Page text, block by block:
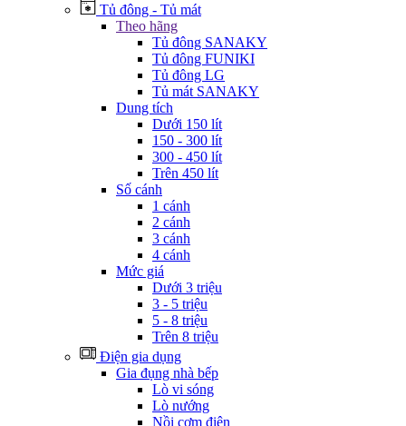
Tủ đông - Tủ mát
Theo hãng
Tủ đông SANAKY
Tủ đông FUNIKI
Tủ đông LG
Tủ mát SANAKY
Dung tích
Dưới 150 lít
150 - 300 lít
300 - 450 lít
Trên 450 lít
Số cánh
1 cánh
2 cánh
3 cánh
4 cánh
Mức giá
Dưới 3 triệu
3 - 5 triệu
5 - 8 triệu
Trên 8 triệu
Điện gia dụng
Gia đụng nhà bếp
Lò vi sóng
Lò nướng
Nồi cơm điện